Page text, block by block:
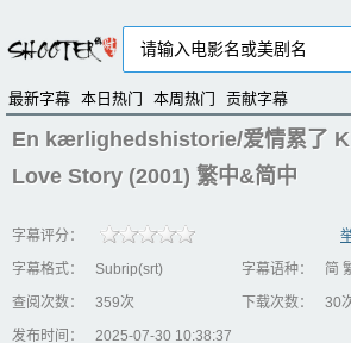
最新字幕 本日热门 本周热门 贡献字幕
En kærlighedshistorie/爱情累了
Love Story (2001) 繁中&简中
字幕评分：
字幕格式：
Subrip(srt) 字幕语种：
简
查阅次数：
359次 下载次数：
30
发布时间：
2025-07-30 10:38:37